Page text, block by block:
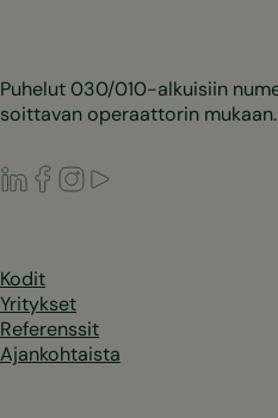
Puhelut 030/010-alkuisiin
soittavan operaattorin mukaan.
LinkedIn
Facebook
Instagram
Kodit
Yritykset
Referenssit
Ajankohtaista